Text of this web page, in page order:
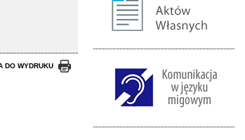
DO WYDRUKU